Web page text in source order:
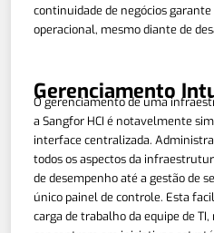
continuidade de negócios
operacional, mesmo diante de
Gerenciamento
O gerenciamento de uma
a Sangfor HCI é notavelmente
interface centralizada.
todos os aspectos da
de desempenho até a gestão de
único painel de controle. Esta
carga de trabalho da equipe de